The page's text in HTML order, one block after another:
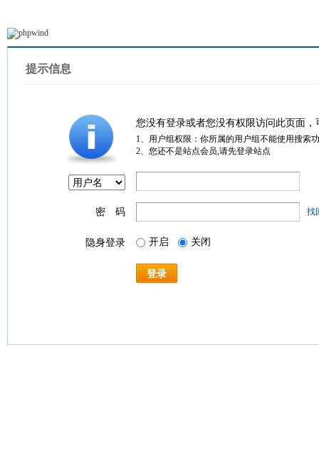
提示信息
您没有登录或者您没有权限访问此页面
1、用户组权限：你所属的用户组不能使用搜索
2、您还不是站点会员,请先登录站点
密 码 找
隐身登录 开启 关闭
登录